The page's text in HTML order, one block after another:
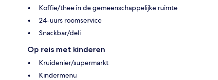
Koffie/thee in de gemeenschappelijke ruimte
24-uurs roomservice
Snackbar/deli
Op reis met kinderen
Kruidenier/supermarkt
Kindermenu